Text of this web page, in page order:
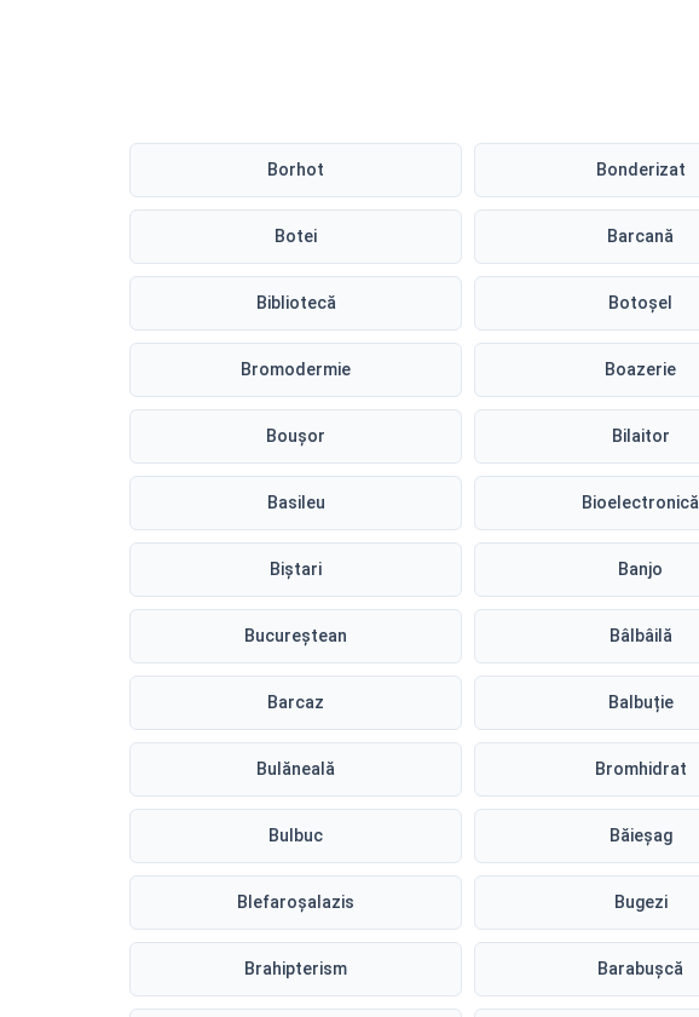
Borhot Bonderizat
Botei Barcană
Bibliotecă Botoșel
Bromodermie Boazerie
Boușor Bilaitor
Basileu Bioelectronică
Biștari Banjo
Bucureștean Bâlbâilă
Barcaz Balbuție
Bulăneală Bromhidrat
Bulbuc Băieșag
Blefaroșalazis Bugezi
Brahipterism Barabușcă